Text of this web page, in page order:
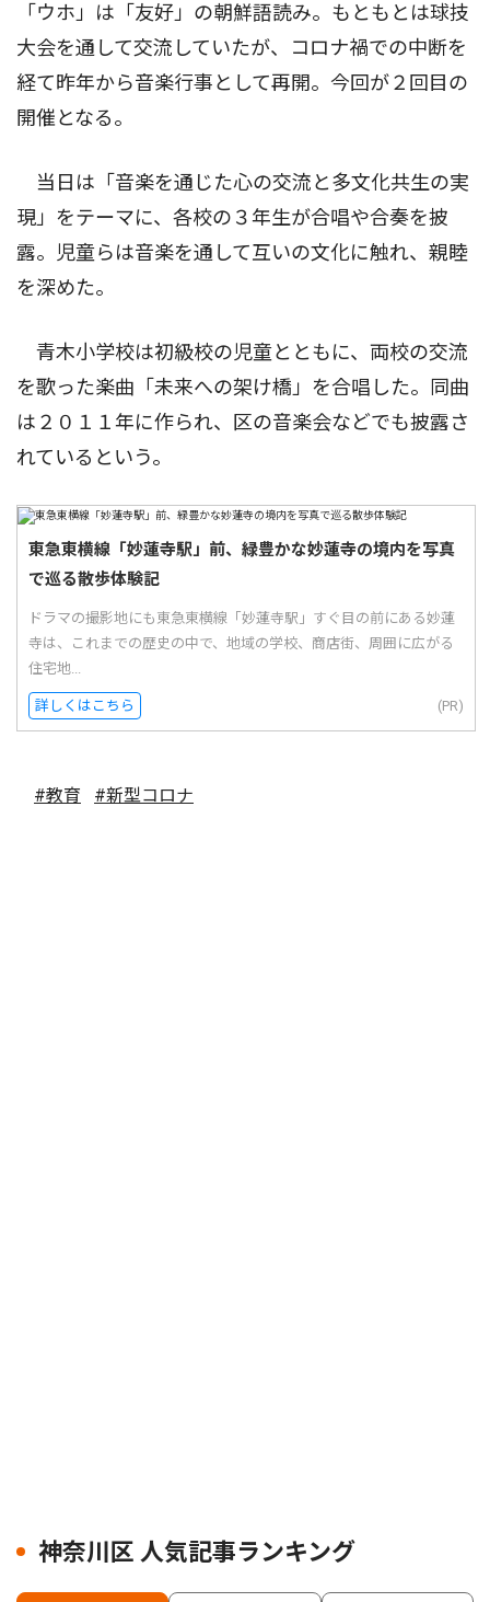
「ウホ」は「友好」の朝鮮語読み。もともとは球技
大会を通して交流していたが、コロナ禍での中断を
経て昨年から音楽行事として再開。今回が２回目の
開催となる。
当日は「音楽を通じた心の交流と多文化共生の実
現」をテーマに、各校の３年生が合唱や合奏を披
露。児童らは音楽を通して互いの文化に触れ、親睦
を深めた。
青木小学校は初級校の児童とともに、両校の交流
を歌った楽曲「未来への架け橋」を合唱した。同曲
は２０１１年に作られ、区の音楽会などでも披露さ
れているという。
東急東横線「妙蓮寺駅」前、緑豊かな妙蓮寺の境内を写真
で巡る散歩体験記
ドラマの撮影地にも東急東横線「妙蓮寺駅」すぐ目の前にある妙蓮
寺は、これまでの歴史の中で、地域の学校、商店街、周囲に広がる
住宅地...
詳しくはこちら (PR)
#教育 #新型コロナ
神奈川区 人気記事ランキング